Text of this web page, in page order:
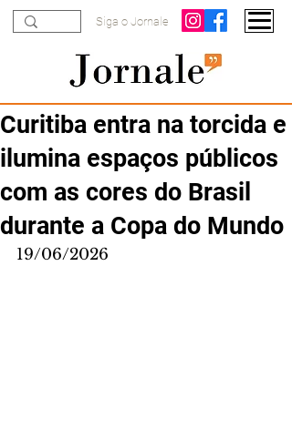
Siga o Jornale
Curitiba entra na torcida e
ilumina espaços públicos
com as cores do Brasil
durante a Copa do Mundo
19/06/2026